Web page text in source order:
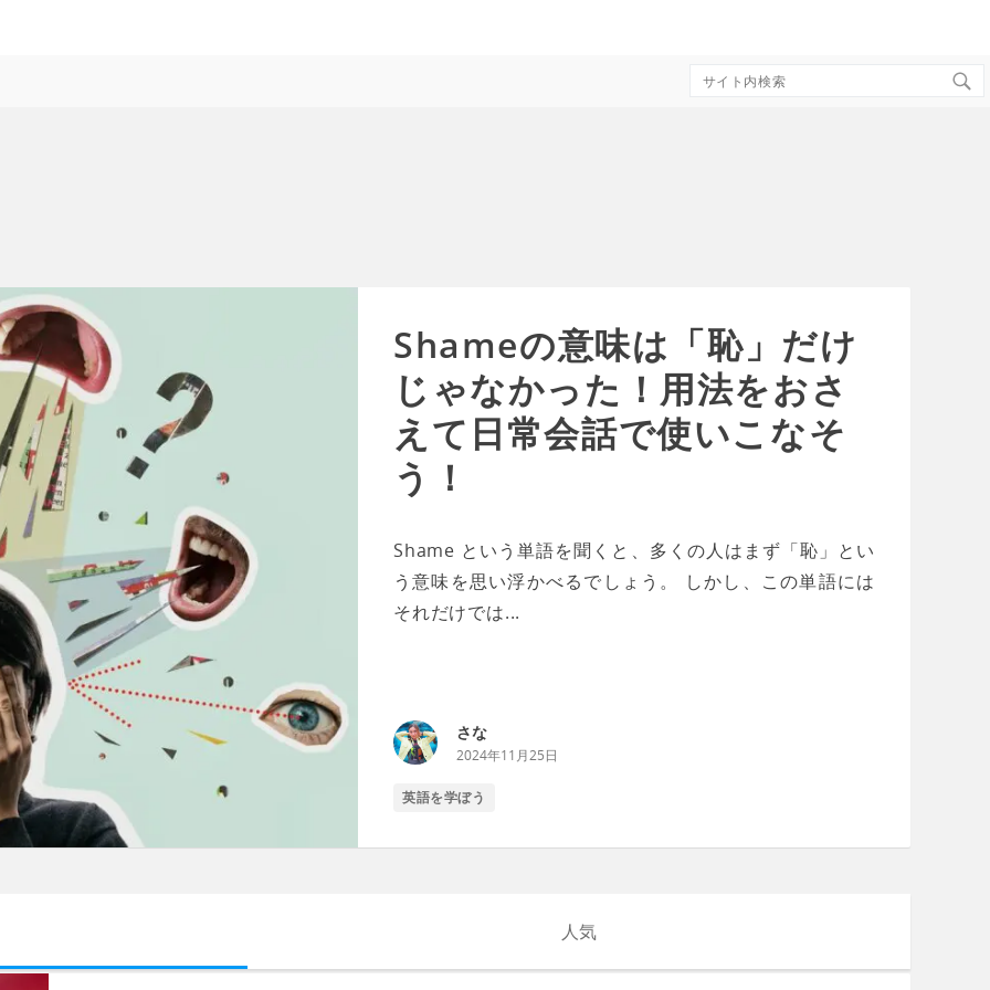
Search
Shameの意味は「恥」だけ
じゃなかった！用法をおさ
えて日常会話で使いこなそ
う！
Shame という単語を聞くと、多くの人はまず「恥」とい
う意味を思い浮かべるでしょう。 しかし、この単語には
それだけでは...
さな
2024年11月25日
英語を学ぼう
人気